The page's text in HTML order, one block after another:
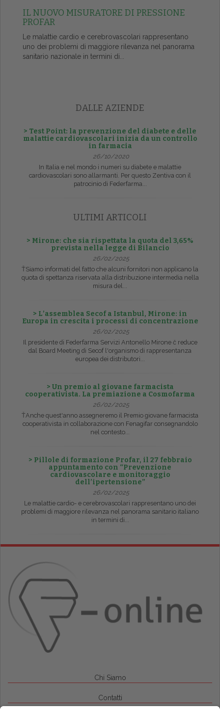
IL NUOVO MISURATORE DI PRESSIONE
PROFAR
Le malattie cardio e cerebrovascolari rappresentano
uno dei problemi di maggiore rilevanza nel panorama
sanitario nazionale in termini di...
DALLE AZIENDE
> Test Point: la prevenzione del diabete e delle
malattie cardiovascolari inizia da un controllo
in farmacia
26/10/2020
In Italia e nel mondo i numeri su diabete e malattie
cardiovascolari sono allarmanti. Per questo Zentiva con il
patrocinio di Federfarma...
ULTIMI ARTICOLI
> Mirone: che sia rispettata la quota del 3,65%
prevista nella legge di Bilancio
26/02/2025
ŤSiamo informati del fatto che alcuni fornitori non applicano la
quota di spettanza riservata alla distribuzione intermedia nella
misura del...
> L’assemblea Secof a Istanbul, Mirone: in
Europa in crescita i processi di concentrazione
26/02/2025
Il presidente di Federfarma Servizi Antonello Mirone č reduce
dal Board Meeting di Secof l'organismo di rappresentanza
europea dei distributori...
> Un premio al giovane farmacista
cooperativista. La premiazione a Cosmofarma
26/02/2025
ŤAnche quest'anno assegneremo il Premio giovane farmacista
cooperativista in collaborazione con Fenagifar consegnandolo
nel contesto...
> Pillole di formazione Profar, il 27 febbraio
appuntamento con “Prevenzione
cardiovascolare e monitoraggio
dell’ipertensione”
26/02/2025
Le malattie cardio- e cerebrovascolari rappresentano uno dei
problemi di maggiore rilevanza nel panorama sanitario italiano
in termini di...
Chi Siamo
Contatti